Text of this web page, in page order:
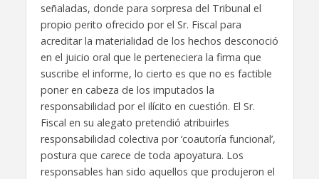
señaladas, donde para sorpresa del Tribunal el
propio perito ofrecido por el Sr. Fiscal para
acreditar la materialidad de los hechos desconoció
en el juicio oral que le perteneciera la firma que
suscribe el informe, lo cierto es que no es factible
poner en cabeza de los imputados la
responsabilidad por el ilícito en cuestión. El Sr.
Fiscal en su alegato pretendió atribuirles
responsabilidad colectiva por ‘coautoría funcional’,
postura que carece de toda apoyatura. Los
responsables han sido aquellos que produjeron el